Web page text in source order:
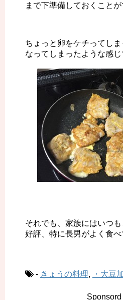
まで下準備しておくこと
ちょっと卵をケチってし
なってしまったような感じ
それでも、家族にはいつ
好評、特に長男がよく食べ
- きょうの料理, ・大豆